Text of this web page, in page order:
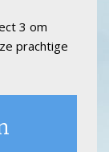
3 om
prachtige